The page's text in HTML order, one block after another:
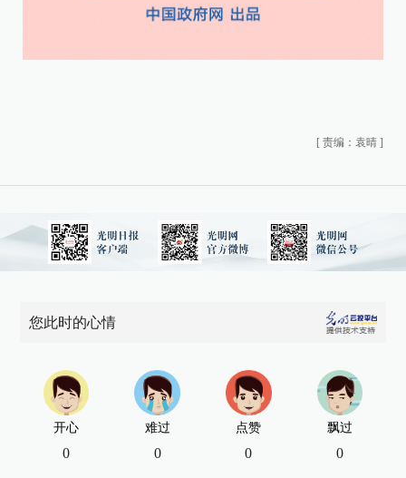
[ 责编：袁晴 ]
您此时的心情
开心
0
难过
0
点赞
0
飘过
0